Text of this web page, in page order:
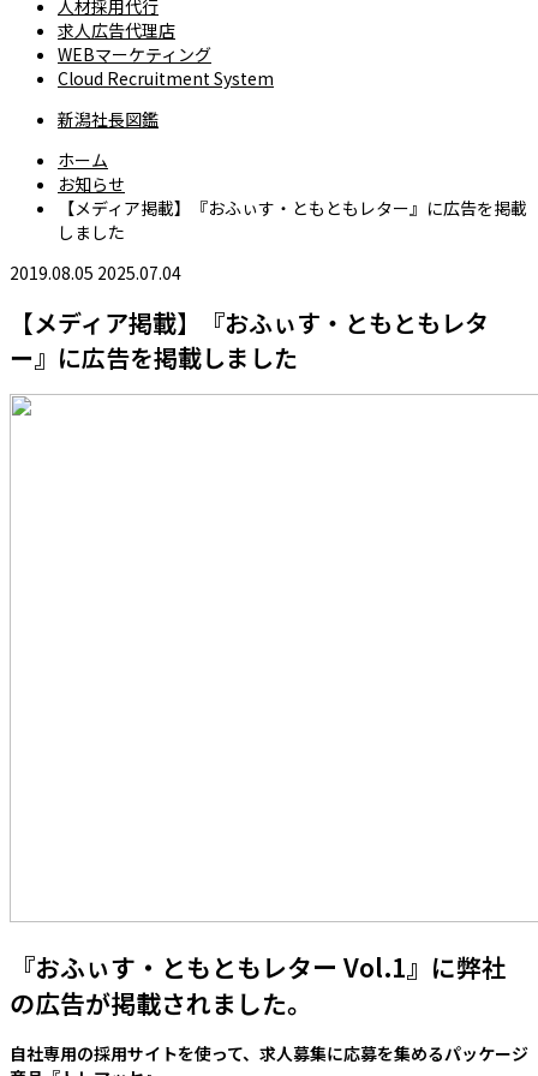
人材採用代行
求人広告代理店
WEBマーケティング
Cloud Recruitment System
新潟社長図鑑
ホーム
お知らせ
【メディア掲載】『おふぃす・ともともレター』に広告を掲載
しました
2019.08.05 2025.07.04
【メディア掲載】『おふぃす・ともともレタ
ー』に広告を掲載しました
『おふぃす・ともともレター Vol.1』に弊社
の広告が掲載されました。
自社専用の採用サイトを使って、求人募集に応募を集めるパッケージ